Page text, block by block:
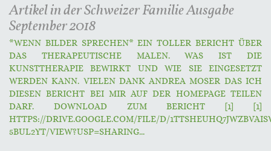
Artikel in der Schweizer Familie Ausgabe
September 2018
*WENN BILDER SPRECHEN* EIN TOLLER BERICHT ÜBER
DAS THERAPEUTISCHE MALEN. WAS IST DIE
KUNSTTHERAPIE BEWIRKT UND WIE SIE EINGESETZT
WERDEN KANN. VIELEN DANK ANDREA MOSER DAS ICH
DIESEN BERICHT BEI MIR AUF DER HOMEPAGE TEILEN
DARF. DOWNLOAD ZUM BERICHT [1] [1]
HTTPS://DRIVE.GOOGLE.COM/FILE/D/
5BUL2YT/VIEW?USP=SHARING...